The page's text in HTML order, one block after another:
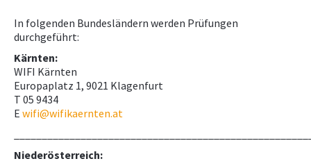
In folgenden Bundesländern werden Prüfungen
durchgeführt:
Kärnten:
WIFI Kärnten
Europaplatz 1, 9021 Klagenfurt
T 05 9434
E wifi@wifikaernten.at
Niederösterreich: